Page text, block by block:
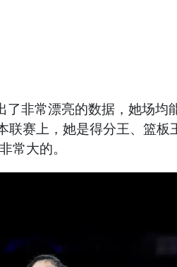
了非常漂亮的数据，她场
联赛上，她是得分王、篮
常大的。